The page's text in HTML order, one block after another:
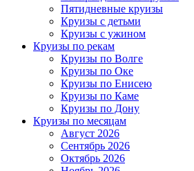
Пятидневные круизы
Круизы с детьми
Круизы с ужином
Круизы по рекам
Круизы по Волге
Круизы по Оке
Круизы по Енисею
Круизы по Каме
Круизы по Дону
Круизы по месяцам
Август 2026
Сентябрь 2026
Октябрь 2026